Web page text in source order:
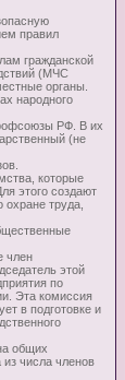
правил
гражданской
(МЧС
органы.
народного
РФ. В их
(не
которые
этого создают
труда,
член
этой
по
Эта комиссия
в подготовке и
общих
числа членов